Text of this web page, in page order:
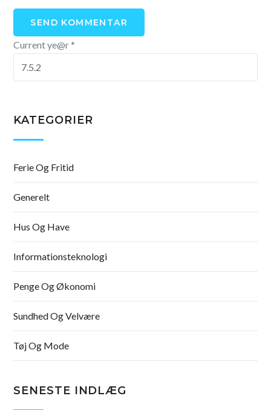
Current ye@r*
KATEGORIER
Ferie Og Fritid
Generelt
Hus Og Have
Informationsteknologi
Penge Og Økonomi
Sundhed Og Velvære
Tøj Og Mode
SENESTE INDLÆG